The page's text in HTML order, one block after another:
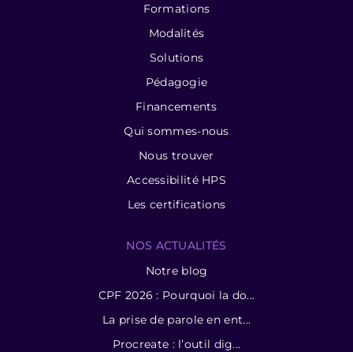
Formations
Modalités
Solutions
Pédagogie
Financements
Qui sommes-nous
Nous trouver
Accessibilité HPS
Les certifications
NOS ACTUALITÉS
Notre blog
CPF 2026 : Pourquoi la do...
La prise de parole en ent...
Procreate : l’outil dig...